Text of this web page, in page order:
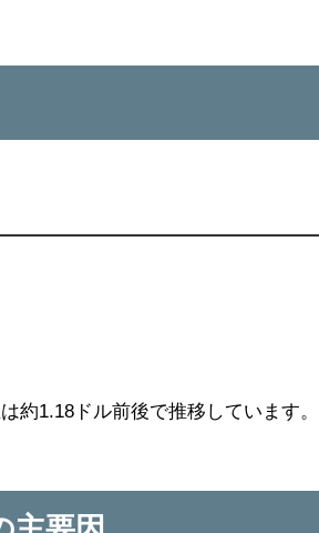
約1.18ドル前後で推移しています。